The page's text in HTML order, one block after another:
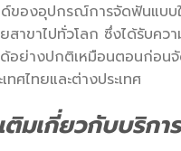
ด์ของอุปกรณ์การจัดฟันแ
าขาไปทั่วโลก ซึ่งได้รับค
อย่างปกติเหมือนตอนก่อน
ศไทยและต่างประเทศ
มเกี่ยวกับบริก